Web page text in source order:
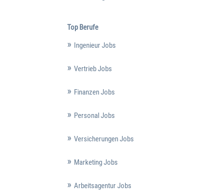
Top Berufe
Ingenieur Jobs
Vertrieb Jobs
Finanzen Jobs
Personal Jobs
Versicherungen Jobs
Marketing Jobs
Arbeitsagentur Jobs